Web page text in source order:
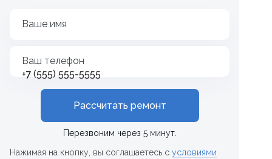
Ваше имя
Ваш телефон
+7
Рассчитать ремонт
Перезвоним через 5 минут.
Нажимая на кнопку, вы соглашаетесь с условиями